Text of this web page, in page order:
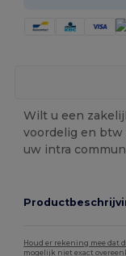
Wilt u een
voordelig en
uw intra
Houd er rekening mee dat
mogelijk niet exact